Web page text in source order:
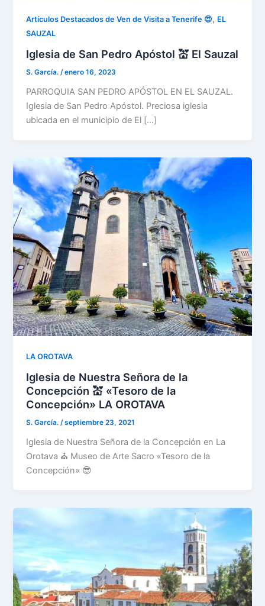
Artículos Destacados de Ven de Visita a Tenerife 😍, EL
SAUZAL
Iglesia de San Pedro Apóstol 💒 El Sauzal
S. García./enero 16, 2023
PARROQUIA SAN PEDRO APÓSTOL EN EL SAUZAL.
Iglesia de San Pedro Apóstol. Preciosa iglesia
ubicada en el municipio de El […]
LA OROTAVA
Iglesia de Nuestra Señora de la
Concepción 💒 «Tesoro de la
Concepción» LA OROTAVA
S. García. /septiembre 23, 2021
Iglesia de Nuestra Señora de la Concepción en La
Orotava ⛪ Museo de Arte Sacro «Tesoro de la
Concepción» 😎